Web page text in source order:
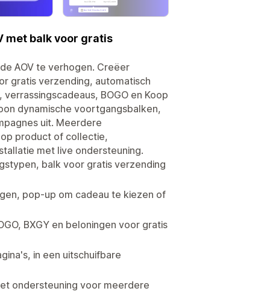
met balk voor gratis
AOV te verhogen. Creëer
gratis verzending, automatisch
BOGO en Koop
dynamische voortgangsbalken,
uit. Meerdere
product of collectie,
met live ondersteuning.
balk voor gratis verzending
pop-up om cadeau te kiezen of
BXGY en beloningen voor gratis
in een uitschuifbare
ondersteuning voor meerdere